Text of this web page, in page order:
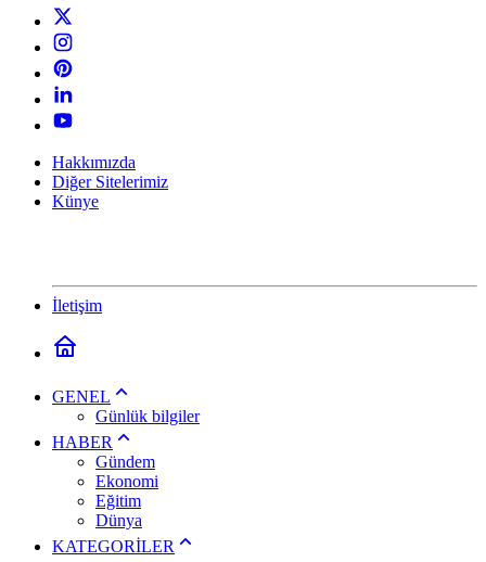
Hakkımızda
Diğer Sitelerimiz
Künye
İletişim
GENEL
Günlük bilgiler
HABER
Gündem
Ekonomi
Eğitim
Dünya
KATEGORİLER